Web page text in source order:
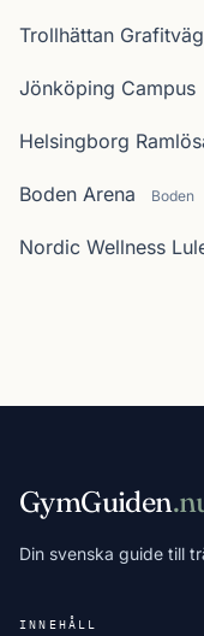
Trollhättan
Jönköping Campus
Helsingborg
Boden Arena Boden
Nordic Wellness
GymGuiden
Din svenska guide till
INNEHÅLL